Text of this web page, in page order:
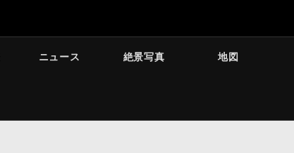
ニュース 絶景写真 地図